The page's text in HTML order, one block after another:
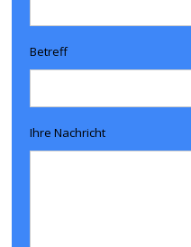
Betreff
Ihre Nachricht